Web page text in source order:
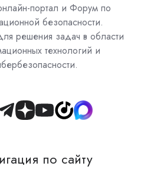
портал и Форум по
безопасности.
решения задач в области
технологий и
Join
Slack
по сайту